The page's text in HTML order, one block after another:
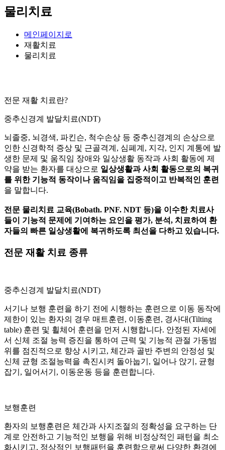
물리치료
메인페이지로
재활치료
물리치료
전문 재활 치료 란?
중추신경계 발달치료(NDT)
뇌졸중, 뇌경색, 파킨슨, 척수손상 등 중추신경계의 손상으로
인한 신경학적 증상 및 근골격계, 심폐계, 지각, 인지 계통에 발
생한 문제 및 움직임 장애와 일상생활 동작과 사회 활동에 제
약을 받는 환자를 대상으로 일상생활과 사회 활동으로의 복귀
를 위한 기능적 동작이나 움직임을 집중적이고 반복적인 훈련
을 말합니다.
전문 물리치료 교육(Bobath. PNF. NDT 등)을 이수한 치료사
들이 기능적 문제에 기여하는 요인을 평가, 분석, 치료하여 환
자들의 빠른 일상생활에 복귀하도록 최선을 다하고 있습니다.
전문 재활 치료 종류
중추신경계 발달치료(NDT)
서기나 보행 훈련을 하기 전에 시행하는 훈련으로 이동 동작에
제한이 있는 환자의 경우 매트훈련, 이동훈련, 경사대(Tilting
table) 훈련 및 휠체어 훈련을 먼저 시행합니다. 안정된 자세에
서 신체 조절 능력 증진을 통하여 근력 및 기능적 관절 가동범
위를 점진적으로 향상 시키고, 체간과 골반 주변의 안정성 및
신체 균형 조절능력을 촉진시켜 돌아눕기, 일어나 앉기, 균형
잡기, 일어서기, 이동운동 등을 훈련합니다.
보행훈련
환자의 보행훈련은 체간과 사지조절의 정확성을 요구하는 단
계로 안전하고 기능적인 보행을 위해 비정상적인 패턴을 최소
화시키고, 정상적인 보행패턴을 훈련함으로써 다양한 환경에